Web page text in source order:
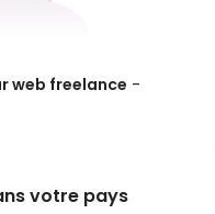
web freelance -
votre pays